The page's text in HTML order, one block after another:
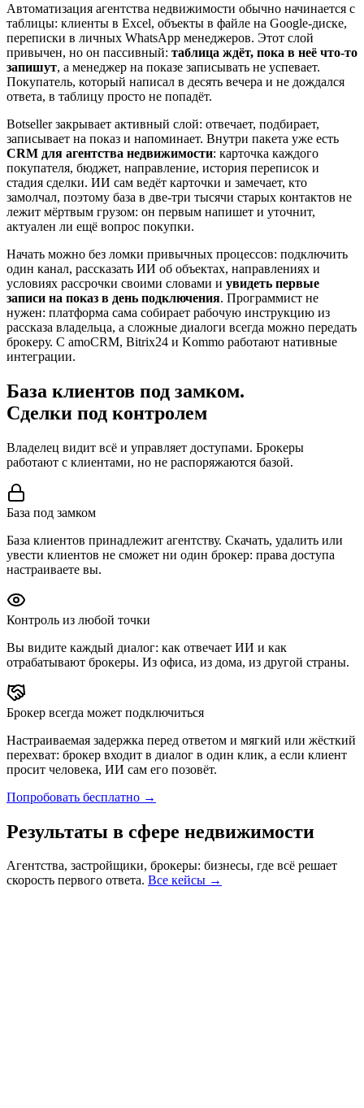
Автоматизация агентства недвижимости обычно начинается с
таблицы: клиенты в Excel, объекты в файле на Google-диске,
переписки в личных WhatsApp менеджеров. Этот слой
привычен, но он пассивный: таблица ждёт, пока в неё что-то
запишут, а менеджер на показе записывать не успевает.
Покупатель, который написал в десять вечера и не дождался
ответа, в таблицу просто не попадёт.
Botseller закрывает активный слой: отвечает, подбирает,
записывает на показ и напоминает. Внутри пакета уже есть
CRM для агентства недвижимости: карточка каждого
покупателя, бюджет, направление, история переписок и
стадия сделки. ИИ сам ведёт карточки и замечает, кто
замолчал, поэтому база в две-три тысячи старых контактов не
лежит мёртвым грузом: он первым напишет и уточнит,
актуален ли ещё вопрос покупки.
Начать можно без ломки привычных процессов: подключить
один канал, рассказать ИИ об объектах, направлениях и
условиях рассрочки своими словами и увидеть первые
записи на показ в день подключения. Программист не
нужен: платформа сама собирает рабочую инструкцию из
рассказа владельца, а сложные диалоги всегда можно передать
брокеру. С amoCRM, Bitrix24 и Kommo работают нативные
интеграции.
База клиентов под замком.
Сделки под контролем
Владелец видит всё и управляет доступами. Брокеры
работают с клиентами, но не распоряжаются базой.
База под замком
База клиентов принадлежит агентству. Скачать, удалить или
увести клиентов не сможет ни один брокер: права доступа
настраиваете вы.
Контроль из любой точки
Вы видите каждый диалог: как отвечает ИИ и как
отрабатывают брокеры. Из офиса, из дома, из другой страны.
Брокер всегда может подключиться
Настраиваемая задержка перед ответом и мягкий или жёсткий
перехват: брокер входит в диалог в один клик, а если клиент
просит человека, ИИ сам его позовёт.
Попробовать бесплатно →
Результаты в сфере недвижимости
Агентства, застройщики, брокеры: бизнесы, где всё решает
скорость первого ответа. Все кейсы →